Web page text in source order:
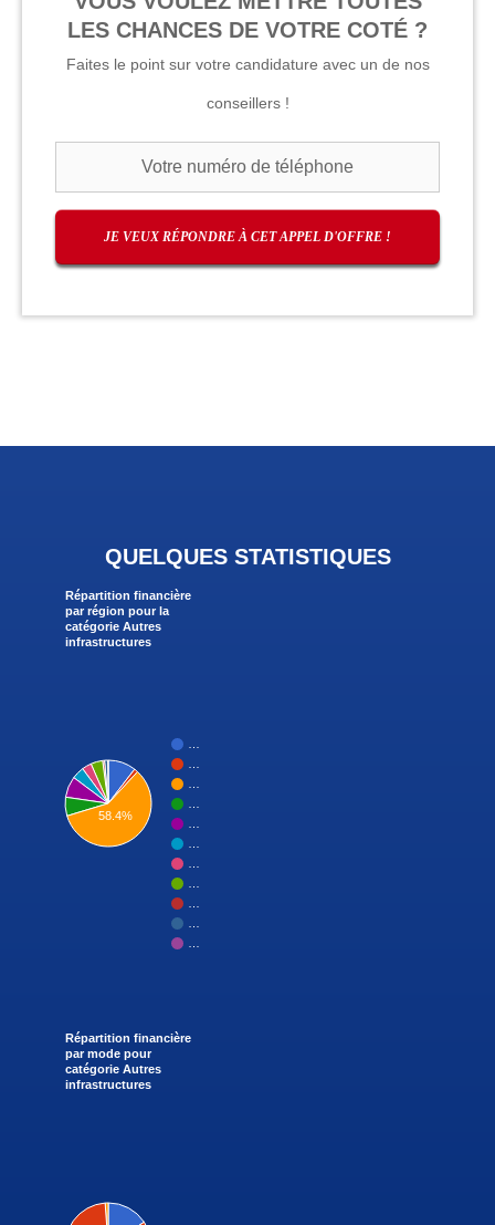
LES CHANCES DE VOTRE COTÉ ?
Faites le point sur votre candidature avec un de nos
conseillers !
QUELQUES STATISTIQUES
Répartition financière
par région pour la
catégorie Autres
infrastructures
…
…
…
…
…
…
…
…
…
…
…
58.4%
Répartition financière
par mode pour
catégorie Autres
infrastructures